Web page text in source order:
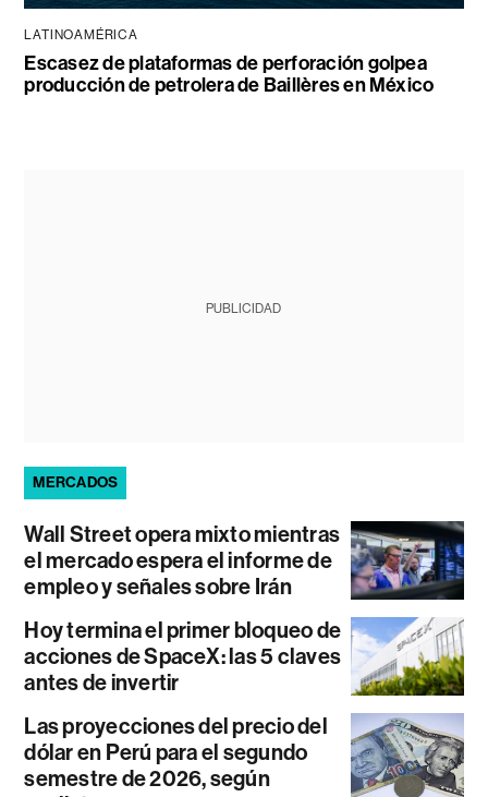
LATINOAMÉRICA
Escasez de plataformas de perforación golpea
producción de petrolera de Baillères en México
PUBLICIDAD
MERCADOS
Wall Street opera mixto mientras
el mercado espera el informe de
empleo y señales sobre Irán
Hoy termina el primer bloqueo de
acciones de SpaceX: las 5 claves
antes de invertir
Las proyecciones del precio del
dólar en Perú para el segundo
semestre de 2026, según